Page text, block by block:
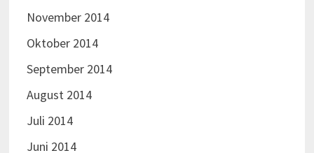
November 2014
Oktober 2014
September 2014
August 2014
Juli 2014
Juni 2014